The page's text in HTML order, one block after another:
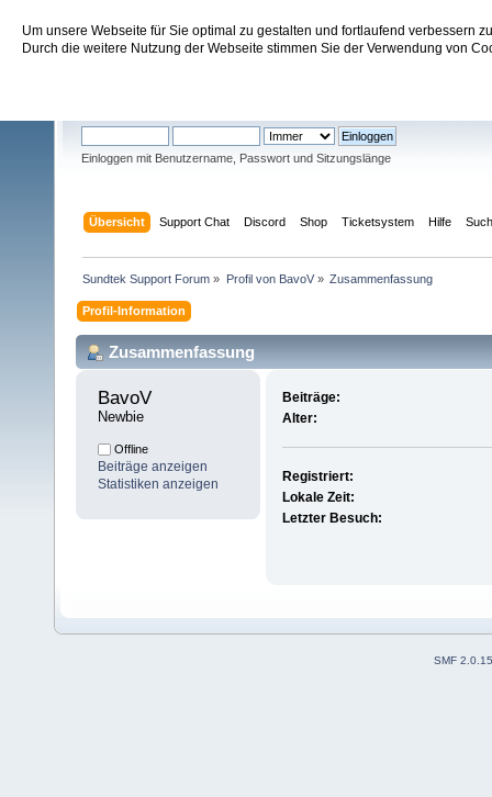
Um unsere Webseite für Sie optimal zu gestalten und fortlaufend verbessern
Durch die weitere Nutzung der Webseite stimmen Sie der Verwendung von
Sundtek Support Forum
Einloggen mit Benutzername, Passwort und Sitzungslänge
Übersicht Support Chat Discord Shop Ticketsystem Hilfe
Sundtek Support Forum » Profil von BavoV» Zusammenfassung
Profil-Information
Zusammenfassung
BavoV
Newbie
Offline
Beiträge anzeigen
Statistiken anzeigen
Beiträge:
Alter:
Registriert:
Lokale Zeit:
Letzter Besuch:
SMF 2.0.15